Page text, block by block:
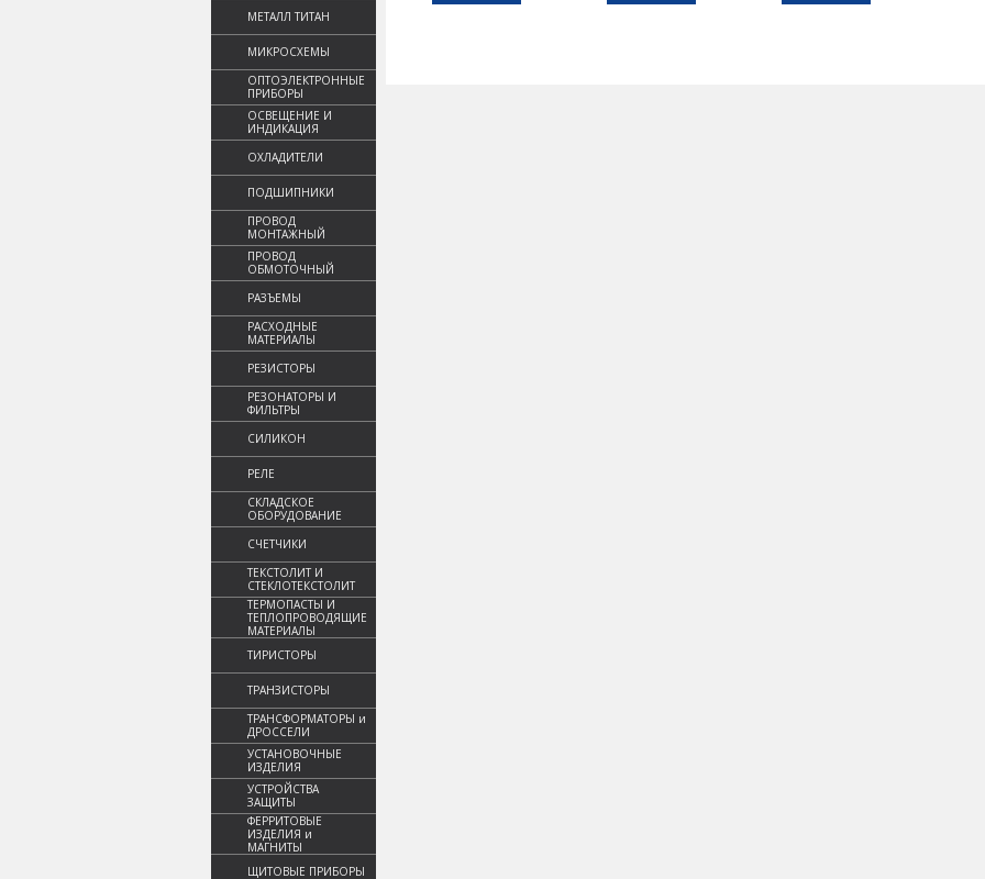
МЕТАЛЛ ТИТАН
МИКРОСХЕМЫ
ОПТОЭЛЕКТРОННЫЕ
ПРИБОРЫ
ОСВЕЩЕНИЕ И
ИНДИКАЦИЯ
ОХЛАДИТЕЛИ
ПОДШИПНИКИ
ПРОВОД
МОНТАЖНЫЙ
ПРОВОД
ОБМОТОЧНЫЙ
РАЗЪЕМЫ
РАСХОДНЫЕ
МАТЕРИАЛЫ
РЕЗИСТОРЫ
РЕЗОНАТОРЫ И
ФИЛЬТРЫ
СИЛИКОН
РЕЛЕ
СКЛАДСКОЕ
ОБОРУДОВАНИЕ
СЧЕТЧИКИ
ТЕКСТОЛИТ И
СТЕКЛОТЕКСТОЛИТ
ТЕРМОПАСТЫ И
ТЕПЛОПРОВОДЯЩИЕ
МАТЕРИАЛЫ
ТИРИСТОРЫ
ТРАНЗИСТОРЫ
ТРАНСФОРМАТОРЫ и
ДРОССЕЛИ
УСТАНОВОЧНЫЕ
ИЗДЕЛИЯ
УСТРОЙСТВА
ЗАЩИТЫ
ФЕРРИТОВЫЕ
ИЗДЕЛИЯ и
МАГНИТЫ
ЩИТОВЫЕ ПРИБОРЫ